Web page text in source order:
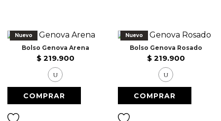
Nuevo
Bolso Genova Arena
$ 219.900
U
Nuevo
Bolso Genova Rosado
$ 219.900
U